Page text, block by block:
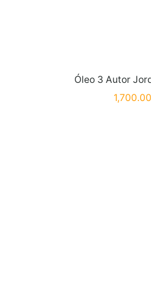
Óleo 3 Autor
1,700.00